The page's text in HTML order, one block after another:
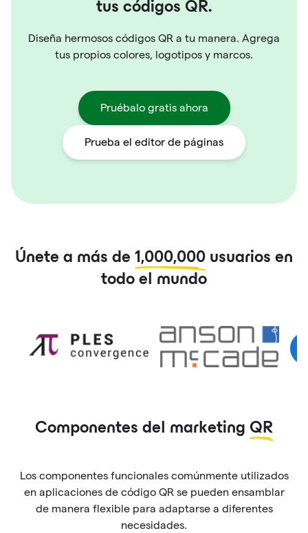
tus códigos QR.
Diseña hermosos códigos QR a tu manera. Agrega
tus propios colores, logotipos y marcos.
Pruébalo gratis ahora
Prueba el editor de páginas
Únete a más de 1,000,000 usuarios en
todo el mundo
Componentes del marketing QR
Los componentes funcionales comúnmente utilizados
en aplicaciones de código QR se pueden ensamblar
de manera flexible para adaptarse a diferentes
necesidades.